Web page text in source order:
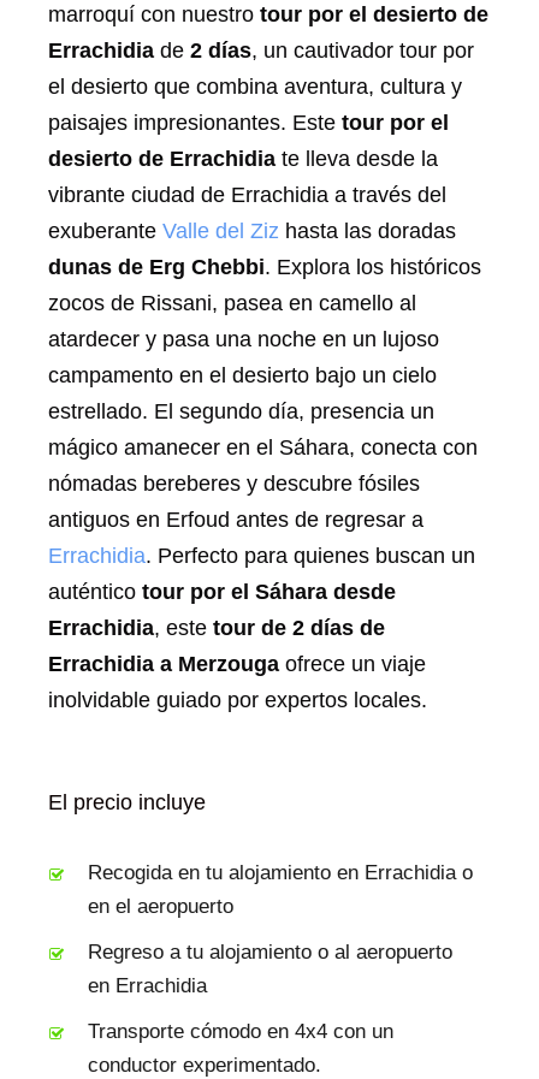
marroquí con nuestro tour por el desierto de
Errachidia de 2 días, un cautivador tour por
el desierto que combina aventura, cultura y
paisajes impresionantes. Este tour por el
desierto de Errachidia te lleva desde la
vibrante ciudad de Errachidia a través del
exuberante Valle del Ziz hasta las doradas
dunas de Erg Chebbi. Explora los históricos
zocos de Rissani, pasea en camello al
atardecer y pasa una noche en un lujoso
campamento en el desierto bajo un cielo
estrellado. El segundo día, presencia un
mágico amanecer en el Sáhara, conecta con
nómadas bereberes y descubre fósiles
antiguos en Erfoud antes de regresar a
Errachidia. Perfecto para quienes buscan un
auténtico tour por el Sáhara desde
Errachidia, este tour de 2 días de
Errachidia a Merzouga ofrece un viaje
inolvidable guiado por expertos locales.
El precio incluye
Recogida en tu alojamiento en Errachidia o
en el aeropuerto
Regreso a tu alojamiento o al aeropuerto
en Errachidia
Transporte cómodo en 4x4 con un
conductor experimentado.